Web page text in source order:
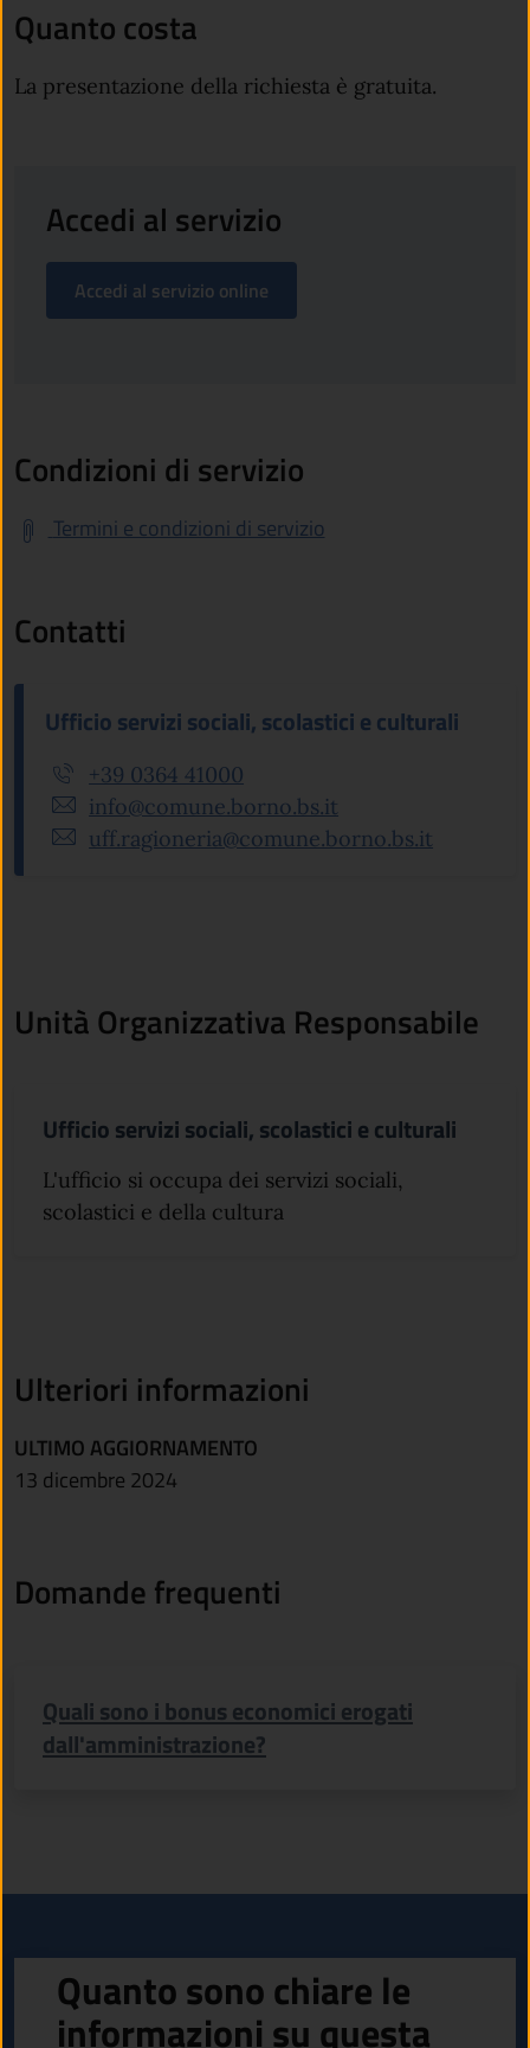
Quanto costa
La presentazione della richiesta è gratuita.
Accedi al servizio
Accedi al servizio online
Condizioni di servizio
Termini e condizioni di servizio
Contatti
Ufficio servizi sociali, scolastici e culturali
+39 0364 41000
info@comune.borno.bs.it
uff.ragioneria@comune.borno.bs.it
Unità Organizzativa Responsabile
Ufficio servizi sociali, scolastici e culturali
L'ufficio si occupa dei servizi sociali,
scolastici e della cultura
Ulteriori informazioni
ULTIMO AGGIORNAMENTO
13 dicembre 2024
Domande frequenti
Quali sono i bonus economici erogati
dall'amministrazione?
Quanto sono chiare le
informazioni su questa